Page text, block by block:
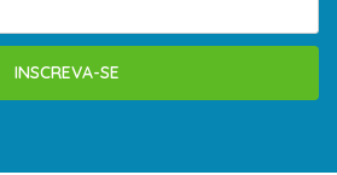
INSCREVA-SE